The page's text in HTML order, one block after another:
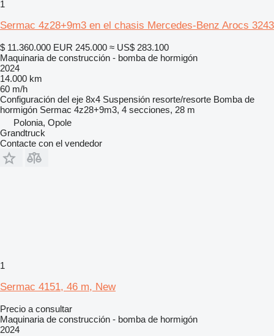
1
Sermac 4z28+9m3 en el chasis Mercedes-Benz Arocs 3243
$ 11.360.000 EUR 245.000 ≈ US$ 283.100
Maquinaria de construcción - bomba de hormigón
2024
14.000 km
60 m/h
Configuración del eje 8x4 Suspensión resorte/resorte Bomba de
hormigón Sermac 4z28+9m3, 4 secciones, 28 m
Polonia, Opole
Grandtruck
Contacte con el vendedor
1
Sermac 4151, 46 m, New
Precio a consultar
Maquinaria de construcción - bomba de hormigón
2024